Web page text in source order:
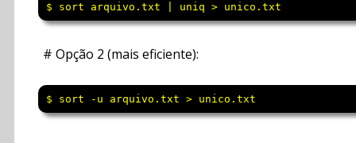
$ sort arquivo.txt | uniq > unico.txt
# Opção 2 (mais eficiente):
$ sort -u arquivo.txt > unico.txt